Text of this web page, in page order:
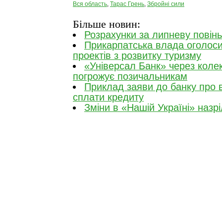
Вся область, Тарас Грень, Збройні сили
Більше новин:
Розрахунки за липневу
Прикарпатська влада
проектів з розвитку туризму
«Універсал Банк» через
погрожує позичальникам
Приклад заяви до банку про
сплати кредиту
Зміни в «Нашій Україні»